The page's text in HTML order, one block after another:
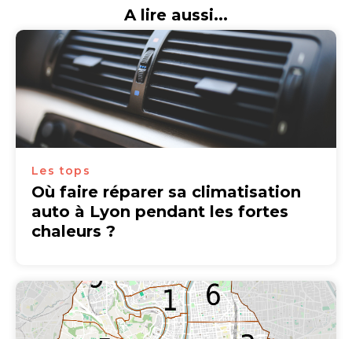
A lire aussi...
Les tops
Où faire réparer sa climatisation
auto à Lyon pendant les fortes
chaleurs ?